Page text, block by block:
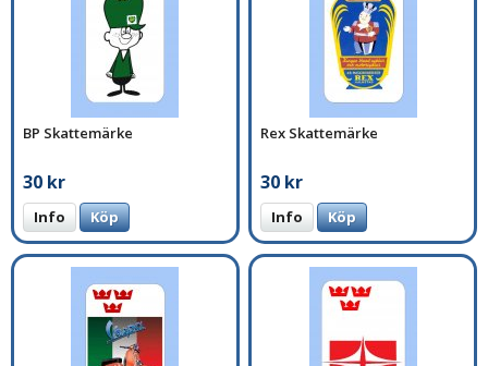
BP Skattemärke
30 kr
Info Köp
Rex Skattemärke
30 kr
Info Köp